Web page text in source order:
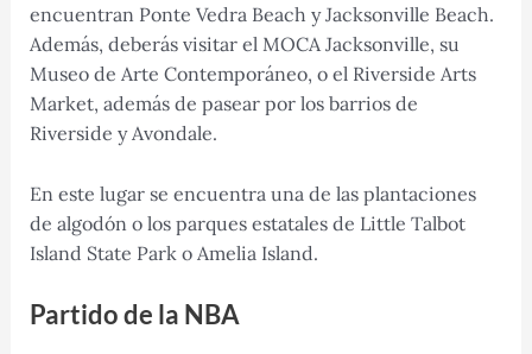
encuentran Ponte Vedra Beach y Jacksonville Beach.
Además, deberás visitar el MOCA Jacksonville, su
Museo de Arte Contemporáneo, o el Riverside Arts
Market, además de pasear por los barrios de
Riverside y Avondale.
En este lugar se encuentra una de las plantaciones
de algodón o los parques estatales de Little Talbot
Island State Park o Amelia Island.
Partido de la NBA